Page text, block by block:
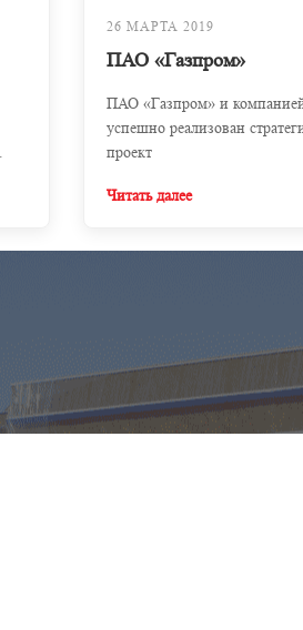
26 МАРТА 2019
ПАО «Газпром»
ПАО «Газпром» и
успешно реализован
проект
Читать далее